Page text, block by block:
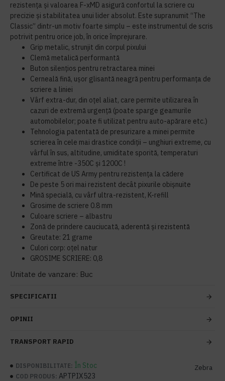
rezistența și valoarea F-xMD asigură confortul la scriere cu
precizie și stabilitatea unui lider absolut. Este supranumit “The
Classic” dintr-un motiv foarte simplu – este instrumentul de scris
potrivit pentru orice job, în orice împrejurare.
Grip metalic, strunjit din corpul pixului
Clemă metalică performantă
Buton silențios pentru retractarea minei
Cerneală fină, ușor glisantă neagră pentru performanța de
scriere a liniei
Vârf extra-dur, din oțel aliat, care permite utilizarea în
cazuri de extremă urgență (poate sparge geamurile
automobilelor; poate fi utilizat pentru auto-apărare etc.)
Tehnologia patentată de presurizare a minei permite
scrierea în cele mai drastice condiții – unghiuri extreme, cu
vârful în sus, altitudine, umiditate sporită, temperaturi
extreme între -350C și 1200C !
Certificat de US Army pentru rezistența la cădere
De peste 5 ori mai rezistent decât pixurile obișnuite
Mină specială, cu vârf ultra-rezistent, K-refill
Grosime de scriere 0.8 mm
Culoare scriere – albastru
Zonă de prindere cauciucată, aderentă și rezistentă
Greutate: 21 grame
Culori corp: oțel natur
GROSIME SCRIERE: 0,8
Unitate de vanzare: Buc
SPECIFICATII
OPINII
TRANSPORT RAPID
DISPONIBILITATE: În Stoc
COD PRODUS: APTPIX523
Zebra